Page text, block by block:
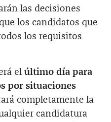
las decisiones
los candidatos que
los requisitos
el último día para
por situaciones
completamente la
candidatura